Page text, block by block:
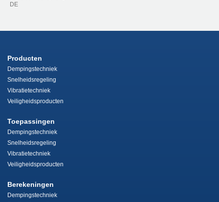
DE
Producten
Dempingstechniek
Snelheidsregeling
Vibratietechniek
Veiligheidsproducten
Toepassingen
Dempingstechniek
Snelheidsregeling
Vibratietechniek
Veiligheidsproducten
Berekeningen
Dempingstechniek